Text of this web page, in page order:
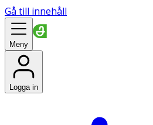
Gå till innehåll
Meny
Logga in